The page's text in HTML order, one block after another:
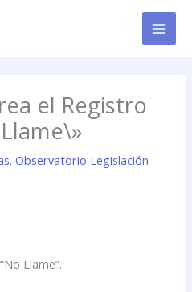
el Registro
Observatorio Legislación
Llame”.